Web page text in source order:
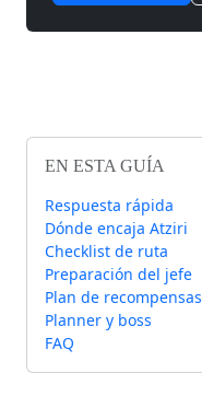
EN ESTA GUÍA
Respuesta rápida
Dónde encaja Atziri
Checklist de ruta
Preparación del jefe
Plan de recompensas
Planner y boss
FAQ